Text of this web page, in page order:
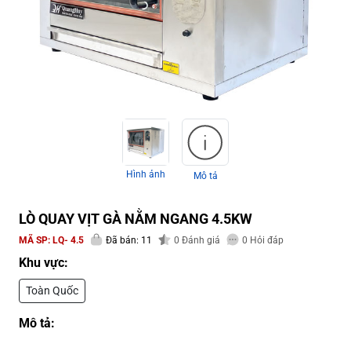
Hình ảnh Mô tả
LÒ QUAY VỊT GÀ NẰM NGANG 4.5KW
MÃ SP: LQ- 4.5 Đã bán: 11 0 Đánh giá 0 Hỏi đáp
Khu vực:
Toàn Quốc
Mô tả: